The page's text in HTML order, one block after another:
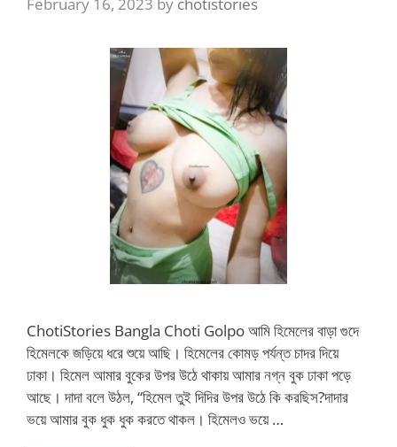
February 16, 2023 by chotistories
ChotiStories Bangla Choti Golpo আমি হিমেলের বাড়া গুদে
হিমেলকে জড়িয়ে ধরে শুয়ে আছি। হিমেলের কোমড় পর্যন্ত চাদর দিয়ে
ঢাকা। হিমেল আমার বুকের উপর উঠে থাকায় আমার নগ্ন বুক ঢাকা পড়ে
আছে। দাদা বলে উঠল, “হিমেল তুই দিদির উপর উঠে কি করছিস?দাদার
ভয়ে আমার বুক ধুক ধুক করতে থাকল। হিমেলও ভয়ে …